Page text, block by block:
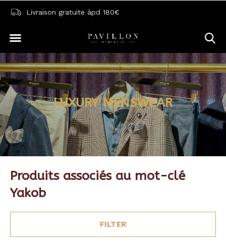
Livraison gratuite àpd 180€
LUXURY MENSWEAR
Produits associés au mot-clé
Yakob
FILTER